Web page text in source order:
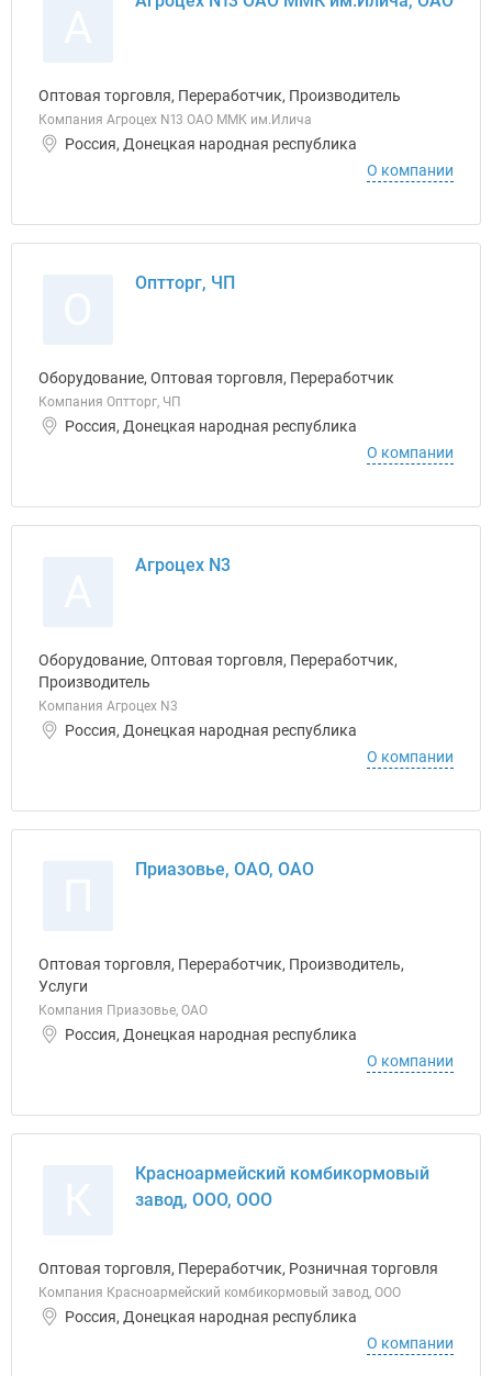
Оптовая торговля, Переработчик, Производитель
Компания Агроцех N13 ОАО ММК им.Илича
Россия, Донецкая народная республика
О компании
Оптторг, ЧП
Оборудование, Оптовая торговля, Переработчик
Компания Оптторг, ЧП
Россия, Донецкая народная республика
О компании
Агроцех N3
Оборудование, Оптовая торговля, Переработчик,
Производитель
Компания Агроцех N3
Россия, Донецкая народная республика
О компании
Приазовье, ОАО, ОАО
Оптовая торговля, Переработчик, Производитель,
Услуги
Компания Приазовье, ОАО
Россия, Донецкая народная республика
О компании
Красноармейский комбикормовый
завод, ООО, ООО
Оптовая торговля, Переработчик, Розничная торговля
Компания Красноармейский комбикормовый завод, ООО
Россия, Донецкая народная республика
О компании